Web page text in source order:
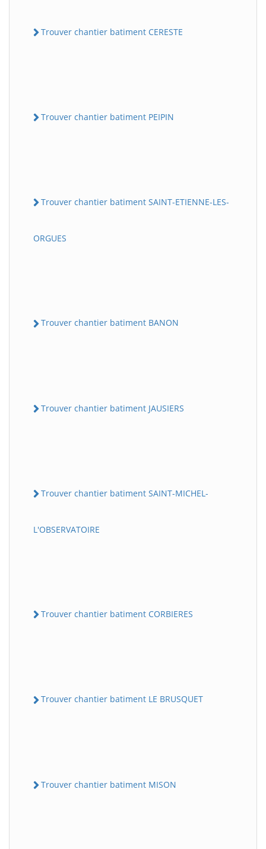
Trouver chantier batiment CERESTE
Trouver chantier batiment PEIPIN
Trouver chantier batiment SAINT-ETIENNE-LES-
ORGUES
Trouver chantier batiment BANON
Trouver chantier batiment JAUSIERS
Trouver chantier batiment SAINT-MICHEL-
L'OBSERVATOIRE
Trouver chantier batiment CORBIERES
Trouver chantier batiment LE BRUSQUET
Trouver chantier batiment MISON